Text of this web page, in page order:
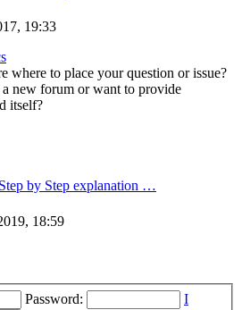
19:33
where to place your question or issue?
new forum or want to provide
itself?
by Step explanation …
18:59
Password:
I